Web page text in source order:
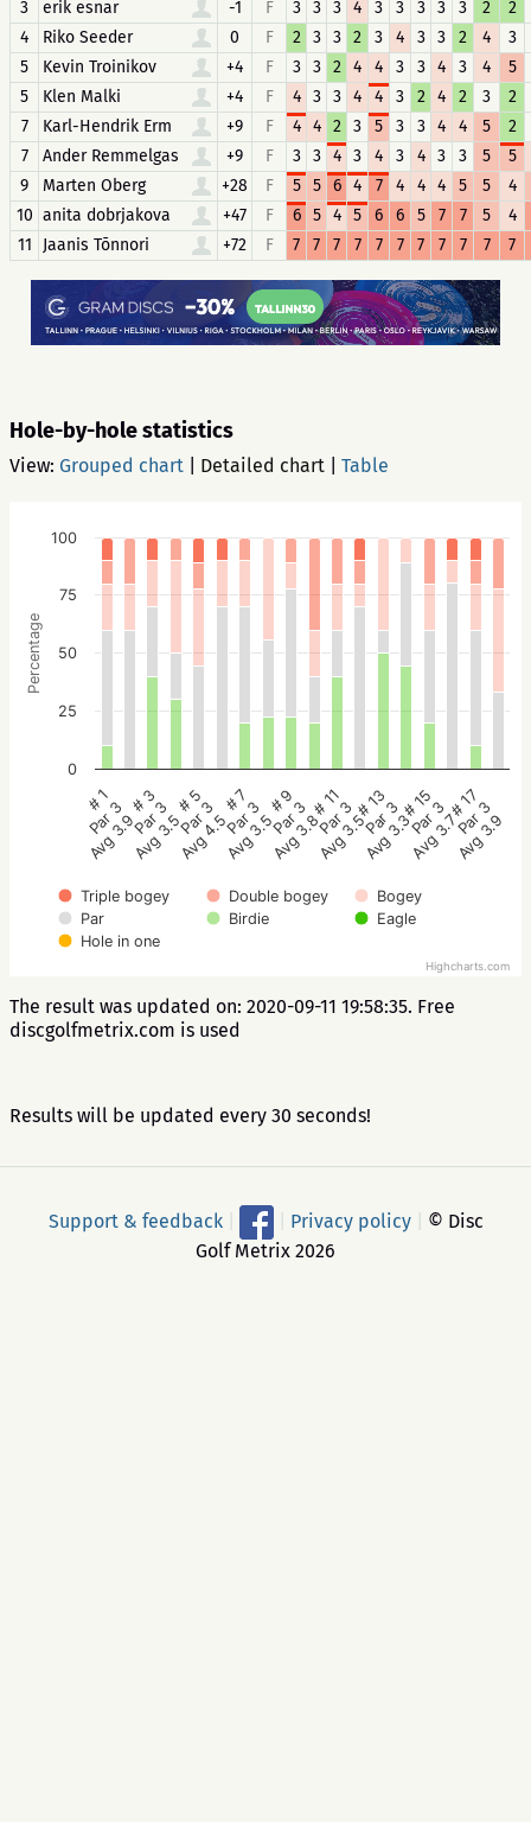
3
erik esnar -1 F 3 3 3 4 3 3 3 3 3 2
2
4
Riko Seeder 0 F 2 3 3 2 3 4 3 3 2 4
3
5
Kevin Troinikov +4 F 3 3 2 4 4 3 3 4 3 4
5
5
Klen Malki +4 F 4 3 3 4 4 3 2 4 2 3
2
7
Karl-Hendrik Erm +9 F 4 4 2 3 5 3 3 4 4 5
2
7
Ander Remmelgas +9 F 3 3 4 3 4 3 4 3 3 5
5
9
Marten Oberg +28 F 5 5 6 4 7 4 4 4 5 5
4
10 anita dobrjakova +47 F 6 5 4 5 6 6 5 7 7 5
4
11
Jaanis Tõnnori +72 F 7 7 7 7 7 7 7 7 7 7 7
Hole-by-hole statistics
View: Grouped chart Detailed chart Table
Percentage
Triple bogey Double bogey
Bogey
Par
Birdie
Eagle
Hole in one
# 1
Par 3
Avg 3.9
# 3
Par 3
Avg 3.5
# 5
Par 3
Avg 4.5
# 7
Par 3
Avg 3.5
# 9
Par 3
Avg 3.8
# 11
Par 3
Avg 3.5
# 13
Par 3
Avg 3.3
# 15
Par 3
Avg 3.7
# 17
Par 3
Avg 3.9
0
25
50
75
100
Highcharts.com
The result was updated on: 2020-09-11 19:58:35. Free
discgolfmetrix.com is used
Results will be updated every 30 seconds!
Support & feedback Privacy policy
© Disc
Golf Metrix 2026